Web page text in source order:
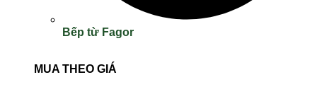
Bếp từ Fagor
MUA THEO GIÁ